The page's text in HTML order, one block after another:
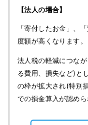
【法人の場合】
「寄付したお金」、
度額が高くなります。
法人税の軽減につな
る費用、損失など)と
の枠が拡大され(特別
での損金算入が認めら